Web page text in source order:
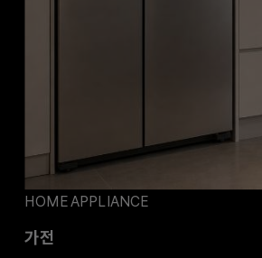
HOME APPLIANCE
가전